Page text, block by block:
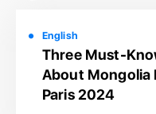
English
Three Must-
About Mongolia
Paris 2024